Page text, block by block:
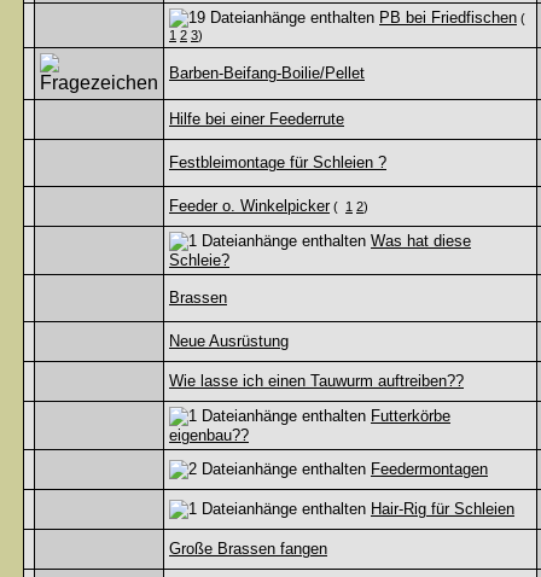
PB bei Friedfischen (
1 2 3)
Barben-Beifang-Boilie/Pellet
Hilfe bei einer Feederrute
Festbleimontage für Schleien ?
Feeder o. Winkelpicker ( 1 2)
Was hat diese
Schleie?
Brassen
Neue Ausrüstung
Wie lasse ich einen Tauwurm auftreiben??
Futterkörbe
eigenbau??
Feedermontagen
Hair-Rig für Schleien
Große Brassen fangen